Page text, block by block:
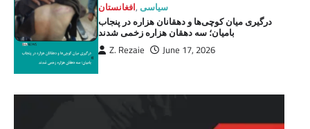
افغانستان,سیاسی
درگیری میان کوچی‌ها و دهقانان هزاره در پنجاب
بامیان؛ سه دهقان هزاره زخمی شدند
Z. Rezaie June 17, 2026